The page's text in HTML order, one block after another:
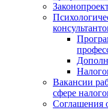
Вакансии
сфере
Соглашения